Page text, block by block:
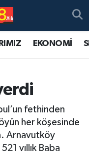
EKONOMİ
fethinden
her köşesinde
Arnavutköy
yıllık Baba